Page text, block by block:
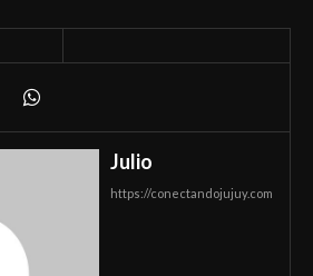
Julio
https://conectandojujuy.com